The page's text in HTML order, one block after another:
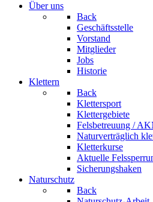
Über uns
Back
Geschäftsstelle
Vorstand
Mitglieder
Jobs
Historie
Klettern
Back
Klettersport
Klettergebiete
Felsbetreuung /
Naturverträglich
Kletterkurse
Aktuelle
Sicherungshaken
Naturschutz
Back